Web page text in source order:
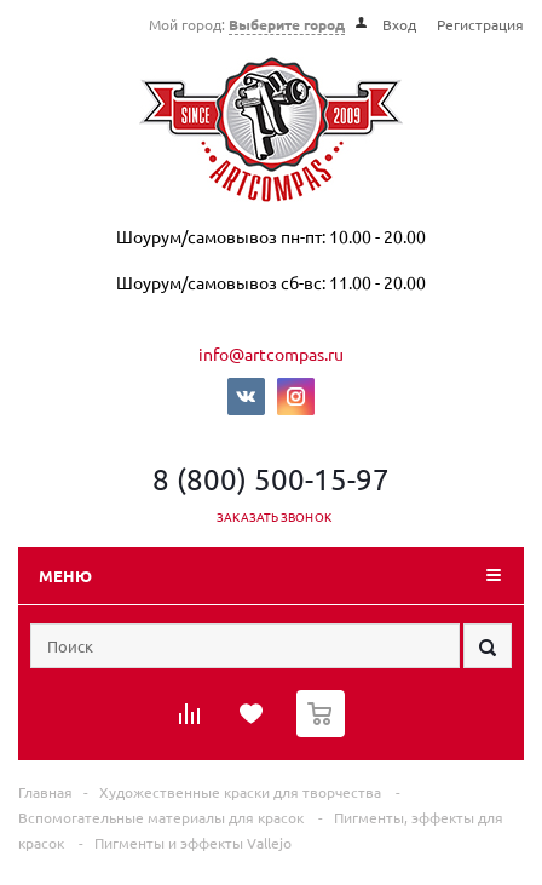
Мой город: Выберите город Вход Регистрация
Шоурум/самовывоз пн-пт: 10.00 - 20.00
Шоурум/самовывоз сб-вс: 11.00 - 20.00
info@artcompas.ru
8 (800) 500-15-97
ЗАКАЗАТЬ ЗВОНОК
МЕНЮ
0
Главная - Художественные краски для творчества
-
Вспомогательные материалы для красок
-
Пигменты, эффекты для
красок
- Пигменты и эффекты Vallejo